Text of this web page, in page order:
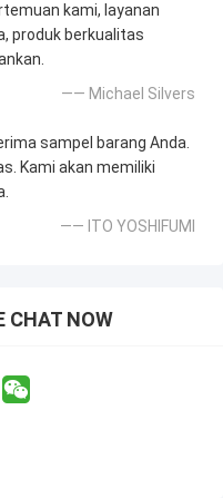
kami, layanan
produk berkualitas
—— Michael Silvers
sampel barang Anda.
Kami akan memiliki
—— ITO YOSHIFUMI
CHAT NOW